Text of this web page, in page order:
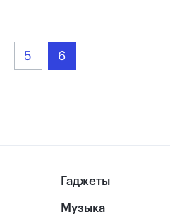
5 6
Гаджеты
Музыка